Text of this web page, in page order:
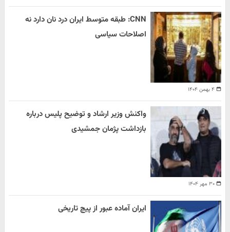
۴ بهمن ۱۴۰۴
CNN: طبقه متوسط ایران درد نان دارد نه
اصلاحات سیاسی
۳۰ مهر ۱۴۰۴
واکنش وزیر ارشاد و توضیح پلیس درباره
بازداشت پژمان جمشیدی
ایران آماده عبور از پیچ تاریخی